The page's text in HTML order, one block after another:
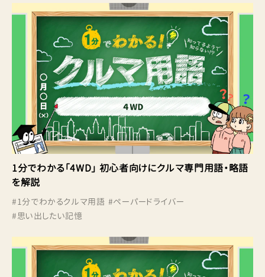
1分でわかる「4WD」 初心者向けにクルマ専門用語・略語
を解説
#1分でわかるクルマ用語 #ペーパードライバー
#思い出したい記憶